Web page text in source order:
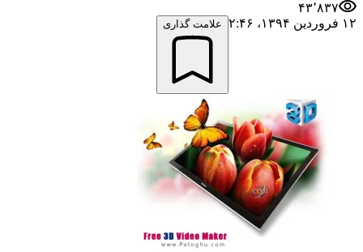
۴۳٬۸۳۷
۱۲ فروردین ۱۳۹۴،‏ ۲:۴۶
علامت گذاری